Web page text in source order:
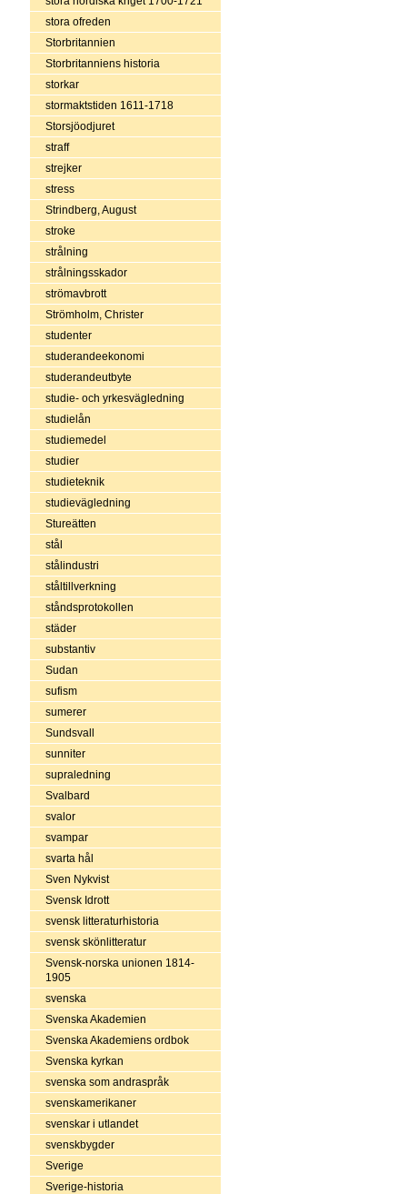
stora ofreden
Storbritannien
Storbritanniens historia
storkar
stormaktstiden 1611-1718
Storsjöodjuret
straff
strejker
stress
Strindberg, August
stroke
strålning
strålningsskador
strömavbrott
Strömholm, Christer
studenter
studerandeekonomi
studerandeutbyte
studie- och yrkesvägledning
studielån
studiemedel
studier
studieteknik
studievägledning
Stureätten
stål
stålindustri
ståltillverkning
ståndsprotokollen
städer
substantiv
Sudan
sufism
sumerer
Sundsvall
sunniter
supraledning
Svalbard
svalor
svampar
svarta hål
Sven Nykvist
Svensk Idrott
svensk litteraturhistoria
svensk skönlitteratur
Svensk-norska unionen 1814-
1905
svenska
Svenska Akademien
Svenska Akademiens ordbok
Svenska kyrkan
svenska som andraspråk
svenskamerikaner
svenskar i utlandet
svenskbygder
Sverige
Sverige-historia